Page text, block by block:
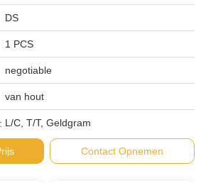
DS
1 PCS
negotiable
van hout
L/C, T/T, Geldgram
Contact Opnemen